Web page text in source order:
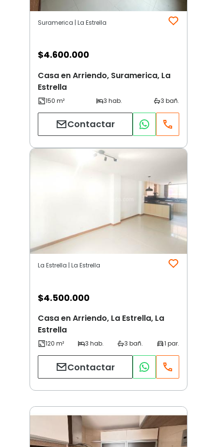
Suramerica | La Estrella
$4.600.000
Casa en Arriendo, Suramerica, La
Estrella
Contactar
La Estrella | La Estrella
$4.500.000
Casa en Arriendo, La Estrella, La
Estrella
Contactar